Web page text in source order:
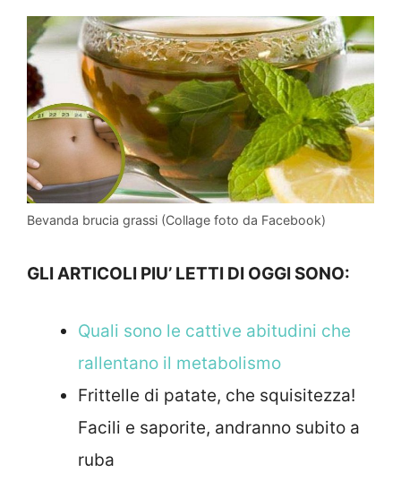
Bevanda brucia grassi (Collage foto da Facebook)
GLI ARTICOLI PIU’ LETTI DI OGGI SONO:
Quali sono le cattive abitudini che
rallentano il metabolismo
Frittelle di patate, che squisitezza!
Facili e saporite, andranno subito a
ruba